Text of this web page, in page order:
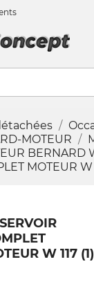
MOTEUR
BERNARD
MOTEUR W
W 117 (1)